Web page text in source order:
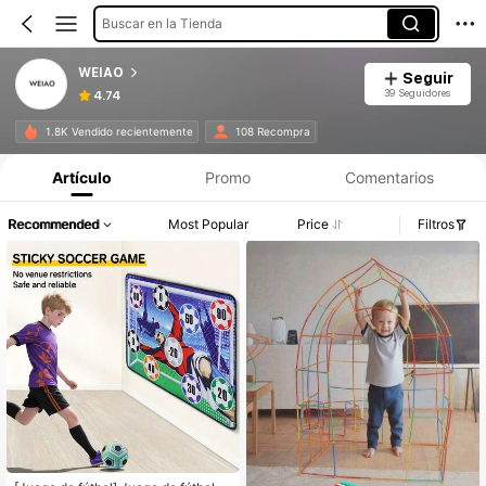
Buscar en la Tienda
WEIAO
4.74
Seguir
39 Seguidores
1.8K Vendido recientemente 108 Recompra
Artículo Promo Comentarios
Recommended Most Popular Price Filtros